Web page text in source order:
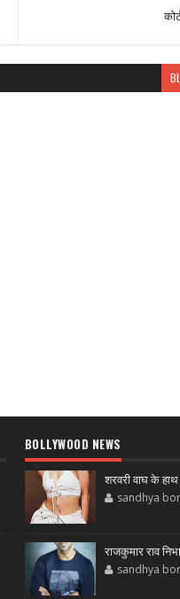
BOLLYWOOD NEWS
शरवरी वाघ के
sandhya
राजकुमार राव
sandhya